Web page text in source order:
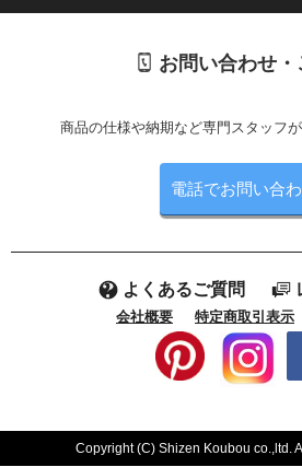
お問い合わせ・
商品の仕様や納期など専門スタッフが
電話でお問い合
よくあるご質問
会社概要 特定商取引表示
Copyright (C) Shizen Koubou co.,ltd.